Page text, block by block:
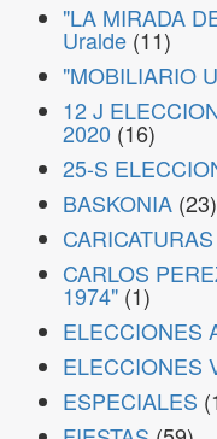
"LA MIRADA
Uralde (11)
"MOBILIARIO
12 J
2020 (16)
25-S
BASKONIA (23)
CARICATURAS
CARLOS
1974" (1)
ELECCIONES
ELECCIONES
ESPECIALES